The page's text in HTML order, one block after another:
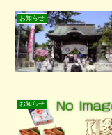
お知らせ
お知らせ